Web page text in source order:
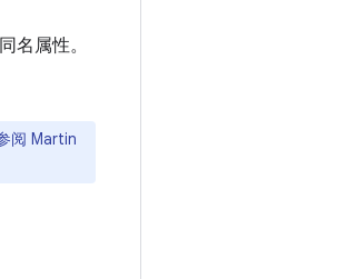
名属性。
阅 Martin